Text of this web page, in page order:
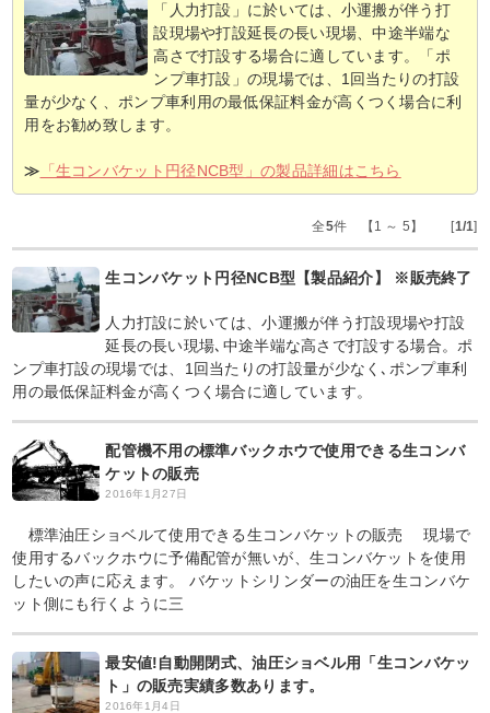
「人力打設」に於いては、小運搬が伴う打
設現場や打設延長の長い現場、中途半端な
高さで打設する場合に適しています。「ポ
ンプ車打設」の現場では、1回当たりの打設
量が少なく、ポンプ車利用の最低保証料金が高くつく場合に利
用をお勧め致します。
≫ 「生コンバケット円径NCB型」の製品詳細はこちら
全5件 【1 ～ 5】 [1/1]
生コンバケット円径NCB型【製品紹介】 ※販売終了
人力打設に於いては、小運搬が伴う打設現場や打設
延長の長い現場､中途半端な高さで打設する場合。ポ
ンプ車打設の現場では、1回当たりの打設量が少なく､ポンプ車利
用の最低保証料金が高くつく場合に適しています。
配管機不用の標準バックホウで使用できる生コンバ
ケットの販売
2016年1月27日
標準油圧ショベルて使用できる生コンバケットの販売 現場で
使用するバックホウに予備配管が無いが、生コンバケットを使用
したいの声に応えます。 バケットシリンダーの油圧を生コンバケ
ット側にも行くように三
最安値!自動開閉式、油圧ショベル用「生コンバケッ
ト」の販売実績多数あります。
2016年1月4日